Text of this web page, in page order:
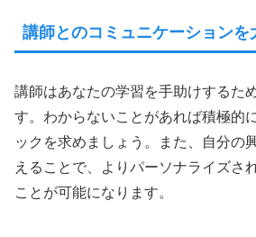
講師とのコミュニケーションを
講師はあなたの学習を手助けするた
す。わからないことがあれば積極的
ックを求めましょう。また、自分の
えることで、よりパーソナライズさ
ことが可能になります。